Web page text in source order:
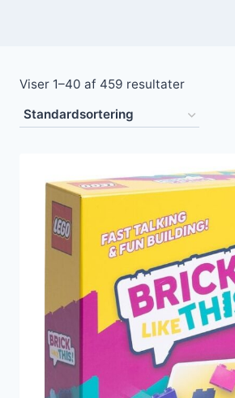
Viser 1–40 af 459 resultater